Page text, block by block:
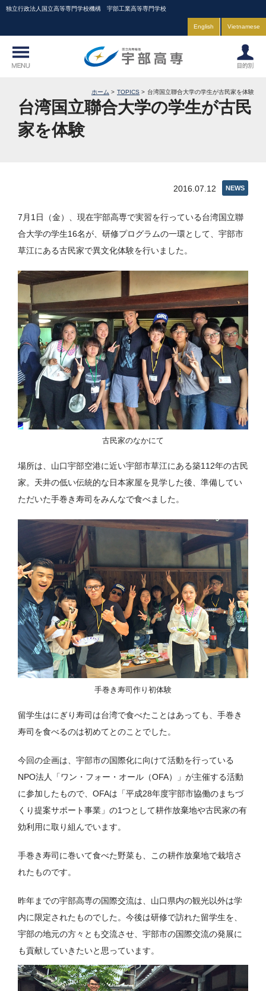
独立行政法人国立高等専門学校機構 宇部工業高等専門学校
English Vietnamese
ホーム TOPICS 台湾国立聯合大学の学生が古民家を体験
台湾国立聯合大学の学生が古民
家を体験
NEWS
2016.07.12
7月1日（金）、現在宇部高専で実習を行っている台湾国立聯
合大学の学生16名が、研修プログラムの一環として、宇部市
草江にある古民家で異文化体験を行いました。
古民家のなかにて
場所は、山口宇部空港に近い宇部市草江にある築112年の古民
家。天井の低い伝統的な日本家屋を見学した後、準備してい
ただいた手巻き寿司をみんなで食べました。
手巻き寿司作り初体験
留学生はにぎり寿司は台湾で食べたことはあっても、手巻き
寿司を食べるのは初めてとのことでした。
今回の企画は、宇部市の国際化に向けて活動を行っている
NPO法人「ワン・フォー・オール（OFA）」が主催する活動
に参加したもので、OFAは「平成28年度宇部市協働のまちづ
くり提案サポート事業」の1つとして耕作放棄地や古民家の有
効利用に取り組んでいます。
手巻き寿司に巻いて食べた野菜も、この耕作放棄地で栽培さ
れたものです。
昨年までの宇部高専の国際交流は、山口県内の観光以外は学
内に限定されたものでした。今後は研修で訪れた留学生を、
宇部の地元の方々とも交流させ、宇部市の国際交流の発展に
も貢献していきたいと思っています。